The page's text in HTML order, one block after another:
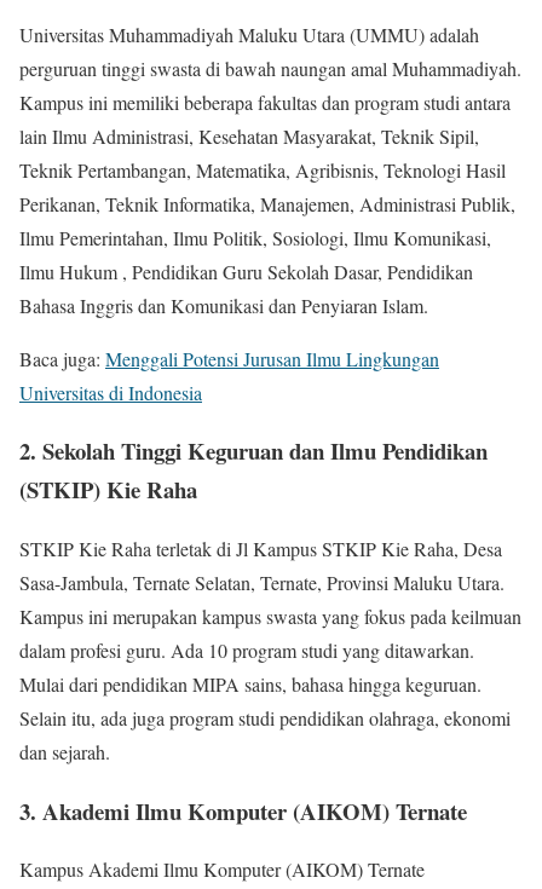
Universitas Muhammadiyah Maluku Utara (UMMU) adalah
perguruan tinggi swasta di bawah naungan amal Muhammadiyah.
Kampus ini memiliki beberapa fakultas dan program studi antara
lain Ilmu Administrasi, Kesehatan Masyarakat, Teknik Sipil,
Teknik Pertambangan, Matematika, Agribisnis, Teknologi Hasil
Perikanan, Teknik Informatika, Manajemen, Administrasi Publik,
Ilmu Pemerintahan, Ilmu Politik, Sosiologi, Ilmu Komunikasi,
Ilmu Hukum , Pendidikan Guru Sekolah Dasar, Pendidikan
Bahasa Inggris dan Komunikasi dan Penyiaran Islam.
Baca juga: Menggali Potensi Jurusan Ilmu Lingkungan
Universitas di Indonesia
2. Sekolah Tinggi Keguruan dan Ilmu Pendidikan
(STKIP) Kie Raha
STKIP Kie Raha terletak di Jl Kampus STKIP Kie Raha, Desa
Sasa-Jambula, Ternate Selatan, Ternate, Provinsi Maluku Utara.
Kampus ini merupakan kampus swasta yang fokus pada keilmuan
dalam profesi guru. Ada 10 program studi yang ditawarkan.
Mulai dari pendidikan MIPA sains, bahasa hingga keguruan.
Selain itu, ada juga program studi pendidikan olahraga, ekonomi
dan sejarah.
3. Akademi Ilmu Komputer (AIKOM) Ternate
Kampus Akademi Ilmu Komputer (AIKOM) Ternate